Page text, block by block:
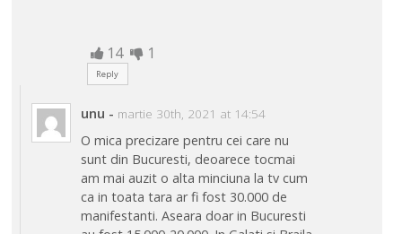
14 1
Reply
unu - martie 30th, 2021 at 14:54
O mica precizare pentru cei care nu
sunt din Bucuresti, deoarece tocmai
am mai auzit o alta minciuna la tv cum
ca in toata tara ar fi fost 30.000 de
manifestanti. Aseara doar in Bucuresti